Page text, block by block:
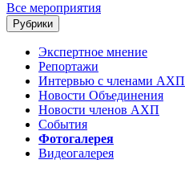
Все мероприятия
Рубрики
Экспертное мнение
Репортажи
Интервью с членами АХП
Новости Объединения
Новости членов АХП
События
Фотогалерея
Видеогалерея